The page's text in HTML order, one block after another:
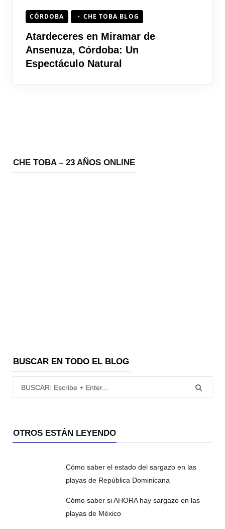
CÓRDOBA CHE TOBA BLOG
Atardeceres en Miramar de
Ansenuza, Córdoba: Un
Espectáculo Natural
CHE TOBA – 23 AÑOS ONLINE
BUSCAR EN TODO EL BLOG
OTROS ESTÁN LEYENDO
Cómo saber el estado del sargazo en las
playas de República Dominicana
Cómo saber si AHORA hay sargazo en las
playas de México